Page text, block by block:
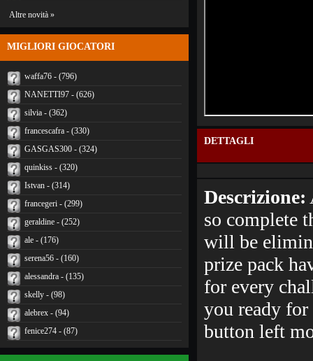
Altre novità »
MIGLIORI GIOCATORI
waffa76 - (796)
NANETTI97 - (626)
silvia - (362)
francescafra - (330)
GASGAS300 - (324)
quinkiss - (320)
Istvan - (314)
francegeri - (299)
geraldine - (252)
ale - (176)
serena56 - (160)
alessandra - (135)
skelly - (98)
alebrex - (94)
fenice274 - (87)
DETTAGLI
Descrizione:
so complete
will be
prize pack
for every
you ready
button left